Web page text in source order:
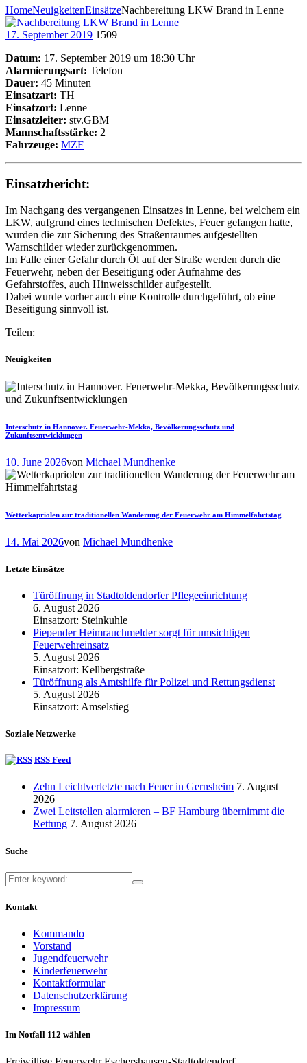
HomeNeuigkeitenEinsätzeNachbereitung LKW Brand in Lenne
17. September 2019 1509
Datum: 17. September 2019 um 18:30 Uhr
Alarmierungsart: Telefon
Dauer: 45 Minuten
Einsatzart: TH
Einsatzort: Lenne
Einsatzleiter: stv.GBM
Mannschaftsstärke: 2
Fahrzeuge: MZF
Einsatzbericht:
Im Nachgang des vergangenen Einsatzes in Lenne, bei welchem ein
LKW, aufgrund eines technischen Defektes, Feuer gefangen hatte,
wurden die zur Sicherung des Straßenraumes aufgestellten
Warnschilder wieder zurückgenommen.
Im Falle einer Gefahr durch Öl auf der Straße werden durch die
Feuerwehr, neben der Beseitigung oder Aufnahme des
Gefahrstoffes, auch Hinweisschilder aufgestellt.
Dabei wurde vorher auch eine Kontrolle durchgeführt, ob eine
Beseitigung sinnvoll ist.
Teilen:
Neuigkeiten
Interschutz in Hannover. Feuerwehr-Mekka, Bevölkerungsschutz und
Zukunftsentwicklungen
10. June 2026von Michael Mundhenke
Wetterkapriolen zur traditionellen Wanderung der Feuerwehr am Himmelfahrtstag
14. Mai 2026von Michael Mundhenke
Letzte Einsätze
Türöffnung in Stadtoldendorfer Pflegeeinrichtung
6. August 2026
Einsatzort: Steinkuhle
Piepender Heimrauchmelder sorgt für umsichtigen
Feuerwehreinsatz
5. August 2026
Einsatzort: Kellbergstraße
Türöffnung als Amtshilfe für Polizei und Rettungsdienst
5. August 2026
Einsatzort: Amselstieg
Soziale Netzwerke
RSS Feed
Zehn Leichtverletzte nach Feuer in Gernsheim 7. August
2026
Zwei Leitstellen alarmieren – BF Hamburg übernimmt die
Rettung 7. August 2026
Suche
Kontakt
Kommando
Vorstand
Jugendfeuerwehr
Kinderfeuerwehr
Kontaktformular
Datenschutzerklärung
Impressum
Im Notfall 112 wählen